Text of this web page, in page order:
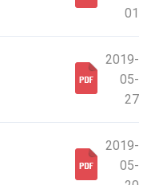
01
2019-
05-
27
2019-
05-